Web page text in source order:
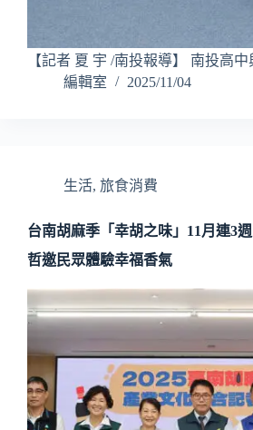
【記者 夏 宇 /南投報導】 南投高
編輯室
2025/11/04
生活, 旅食消費
台南胡麻季「幸胡之味」11月連3
哲邀民眾體驗幸福香氣